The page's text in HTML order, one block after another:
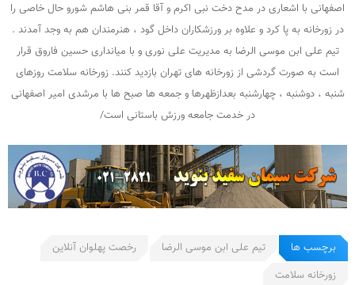
اصفهانی با اشعاری در مدح دخت نبی اکرم و آقا قمر بنی هاشم شورو حال خاصی را
در زورخانه به پا کرد و علاوه بر ورزشکاران داخل گود ، هنرمندان هم به وجد آمدند .
تیم علی ابن موسی الرضا به مدیریت علی نوری و با میانداری حسین فاروق قرار
است به صورت گردشی از زورخانه های تهران بازدید کنند. زورخانه سلامت روزهای
شنبه ، دوشنبه ، چهارشنبه بعدازظهرها و جمعه ها صبح ها با مرشدی امیر اصفهانی
در خدمت جامعه ورزش باستانی است/
برچسب ها تیم علی ابن موسی الرضا
رخصت پهلوان آنلاین
زورخانه سلامت